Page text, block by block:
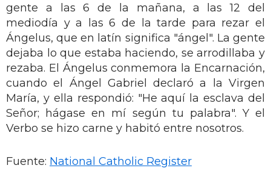
gente a las 6 de la mañana, a las 12 del
mediodía y a las 6 de la tarde para rezar el
Ángelus, que en latín significa "ángel". La gente
dejaba lo que estaba haciendo, se arrodillaba y
rezaba. El Ángelus conmemora la Encarnación,
cuando el Ángel Gabriel declaró a la Virgen
María, y ella respondió: "He aquí la esclava del
Señor; hágase en mí según tu palabra". Y el
Verbo se hizo carne y habitó entre nosotros.
Fuente: National Catholic Register